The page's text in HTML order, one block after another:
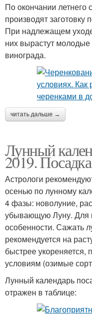
По окончании летнего
производят заготовку
При надлежащем
них вырастут
винограда.
читать дальше →
Лунный
2019.
Астрологи
осенью по лунному
4 фазы: новолуние,
убывающую Луну. Для
особенности. Сажать
рекомендуется на
быстрее укореняется,
условиям (озимые
Лунный календарь
отражен в таблице: